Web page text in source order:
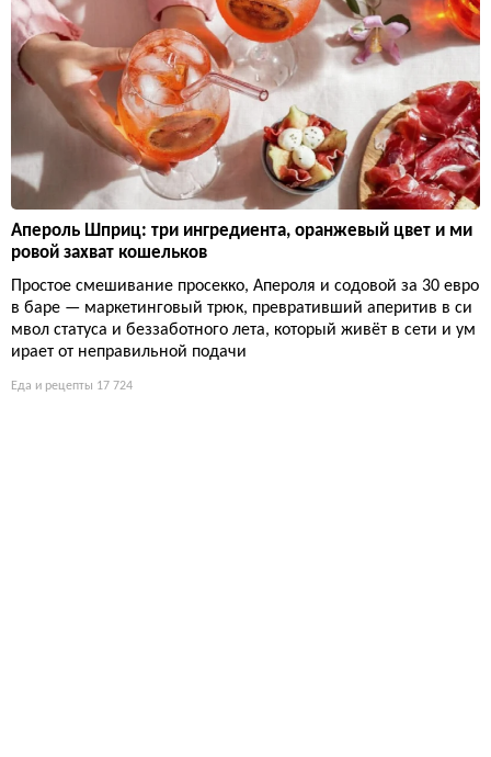
Апероль Шприц: три ингредиента, оранжевый цвет и ми
ровой захват кошельков
Простое смешивание просекко, Апероля и содовой за 30 евро
в баре — маркетинговый трюк, превративший аперитив в си
мвол статуса и беззаботного лета, который живёт в сети и ум
ирает от неправильной подачи
Еда и рецепты 17 724